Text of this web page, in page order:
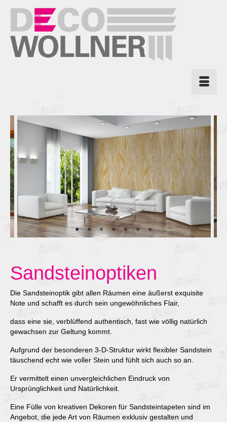
Sandsteinoptiken
Die Sandsteinoptik gibt allen Räumen eine äußerst exquisite
Note und schafft es durch sein ungewöhnliches Flair,
dass eine sie, verblüffend authentisch, fast wie völlig natürlich
gewachsen zur Geltung kommt.
Aufgrund der besonderen 3-D-Struktur wirkt flexibler Sandstein
täuschend echt wie voller Stein und fühlt sich auch so an.
Er vermittelt einen unvergleichlichen Eindruck von
Ursprünglichkeit und Natürlichkeit.
Eine Fülle von kreativen Dekoren für Sandsteintapeten sind im
Angebot, die jede Art von Räumen exklusiv gestalten und